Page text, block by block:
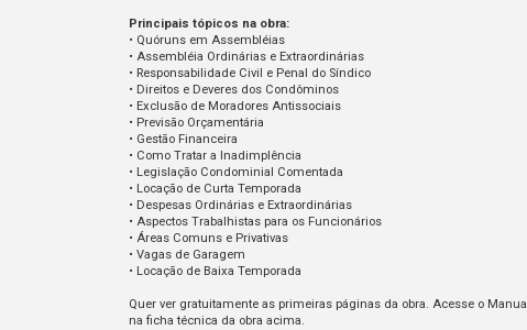
Principais tópicos na obra:
• Quóruns em Assembléias
• Assembléia Ordinárias e Extraordinárias
• Responsabilidade Civil e Penal do Síndico
• Direitos e Deveres dos Condôminos
• Exclusão de Moradores Antissociais
• Previsão Orçamentária
• Gestão Financeira
• Como Tratar a Inadimplência
• Legislação Condominial Comentada
• Locação de Curta Temporada
• Despesas Ordinárias e Extraordinárias
• Aspectos Trabalhistas para os Funcionários
• Áreas Comuns e Privativas
• Vagas de Garagem
• Locação de Baixa Temporada
Quer ver gratuitamente as primeiras páginas da obra. Acesse o
na ficha técnica da obra acima.